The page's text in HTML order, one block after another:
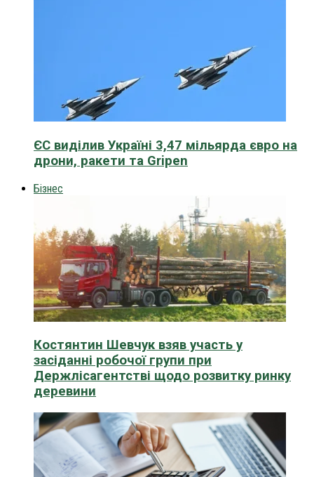
ЄС виділив Україні 3,47 мільярда євро на
дрони, ракети та Gripen
Бізнес
Костянтин Шевчук взяв участь у
засіданні робочої групи при
Держлісагентстві щодо розвитку ринку
деревини